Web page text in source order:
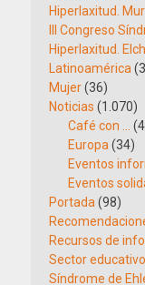
Hiperlaxitud.
III Congreso
Hiperlaxitud.
Latinoamérica
Mujer(36)
Noticias (1.070)
Café con …
Europa (34)
Eventos
Eventos
Portada (98)
Recursos de
Sector educativo
Síndrome de